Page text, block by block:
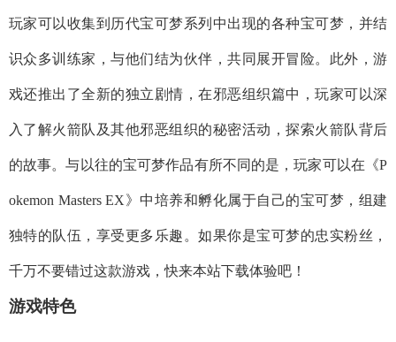
玩家可以收集到历代宝可梦系列中出现的各种宝可梦，并结
识众多训练家，与他们结为伙伴，共同展开冒险。此外，游
戏还推出了全新的独立剧情，在邪恶组织篇中，玩家可以深
入了解火箭队及其他邪恶组织的秘密活动，探索火箭队背后
的故事。与以往的宝可梦作品有所不同的是，玩家可以在《P
okemon Masters EX》中培养和孵化属于自己的宝可梦，组建
独特的队伍，享受更多乐趣。如果你是宝可梦的忠实粉丝，
千万不要错过这款游戏，快来本站下载体验吧！
游戏特色